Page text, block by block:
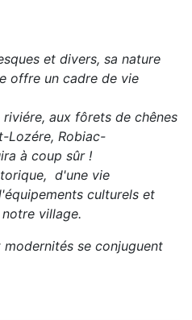
et divers, sa nature
offre un cadre de vie
aux fôrets de chênes
Lozére, Robiac-
à coup sûr !
d'une vie
culturels et
village.
se conjuguent